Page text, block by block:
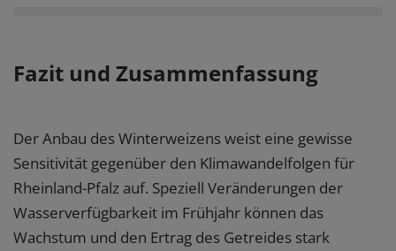
Fazit und Zusammenfassung
Der Anbau des Winterweizens weist eine gewisse
Sensitivität gegenüber den Klimawandelfolgen für
Rheinland-Pfalz auf. Speziell Veränderungen der
Wasserverfügbarkeit im Frühjahr können das
Wachstum und den Ertrag des Getreides stark